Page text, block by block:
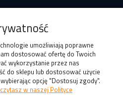
umożliwiają poprawne
dostosować ofertę do Twoich
wykorzystanie przez nas
do sklepu lub dostosować użycie
opcję "Dostosuj zgody".
w naszej Polityce